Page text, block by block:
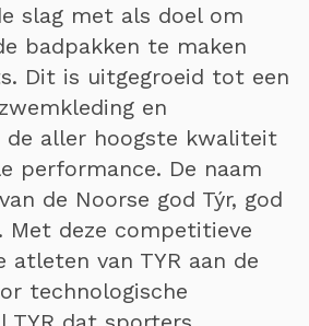
slag met als doel om
badpakken te maken
Dit is uitgegroeid tot een
en
de aller hoogste kwaliteit
performance. De naam
de Noorse god Týr, god
Met deze competitieve
atleten van TYR aan de
technologische